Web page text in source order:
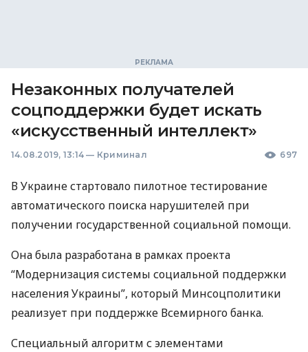
Незаконных получателей
соцподдержки будет искать
«искусственный интеллект»
14.08.2019, 13:14 — Криминал 697
В Украине стартовало пилотное тестирование
автоматического поиска нарушителей при
получении государственной социальной помощи.
Она была разработана в рамках проекта
“Модернизация системы социальной поддержки
населения Украины”, который Минсоцполитики
реализует при поддержке Всемирного банка.
Специальный алгоритм с элементами